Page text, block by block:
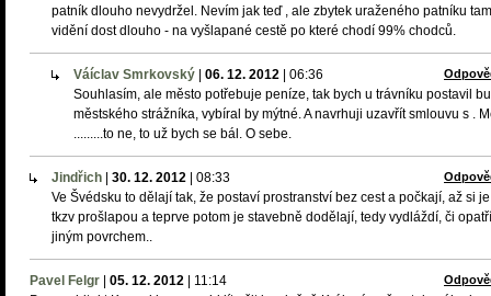
patník dlouho nevydržel. Nevím jak teď , ale zbytek uraženého patníku
vidění dost dlouho - na vyšlapané cestě po které chodí 99% chodců.
Váíclav Smrkovský 06. 12. 2012 06:36
Souhlasím, ale město potřebuje peníze, tak bych u trávníku postavil
městského strážníka, vybíral by mýtné. A navrhuji uzavřít smlouvu s .
.........to ne, to už bych se bál. O sebe.
Jindřich 30. 12. 2012 08:33
Ve Švédsku to dělají tak, že postaví prostranství bez cest a počkají, až si
tkzv prošlapou a teprve potom je stavebně dodělají, tedy vydláždí, či opatří
jiným povrchem..
Pavel Felgr 05. 12. 2012 11:14